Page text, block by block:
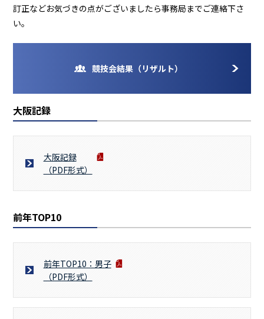
審判員の皆様へ
関係団体
大阪の競技場・長距離競走路
訂正などお気づきの点がございましたら事務局までご連絡下さ
い。
競技会結果（リザルト）
大阪記録
大阪記録
（PDF形式）
前年TOP10
前年TOP10：男子
（PDF形式）